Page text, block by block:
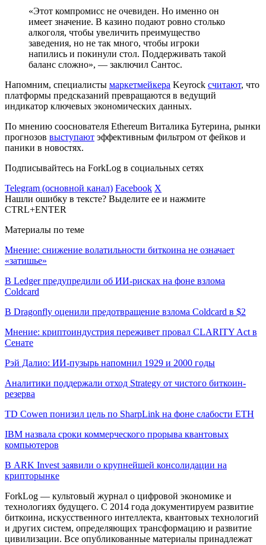
«Этот компромисс не очевиден. Но именно он
имеет значение. В казино подают ровно столько
алкоголя, чтобы увеличить преимущество
заведения, но не так много, чтобы игроки
напились и покинули стол. Поддерживать такой
баланс сложно», — заключил Сантос.
Напомним, специалисты маркетмейкера Keyrock считают, что
платформы предсказаний превращаются в ведущий
индикатор ключевых экономических данных.
По мнению сооснователя Ethereum Виталика Бутерина, рынки
прогнозов выступают эффективным фильтром от фейков и
паники в новостях.
Подписывайтесь на ForkLog в социальных сетях
Telegram (основной канал) Facebook X
Нашли ошибку в тексте? Выделите ее и нажмите
CTRL+ENTER
Материалы по теме
Мнение: снижение волатильности биткоина не означает
«затишье»
В Ledger предупредили об ИИ-рисках на фоне взлома
Coldcard
В Dragonfly оценили предотвращение взлома Coldcard в $2
Мнение: криптоиндустрия переживет провал CLARITY Act в
Сенате
Рэй Далио: ИИ-пузырь напомнил 1929 и 2000 годы
Аналитики поддержали отход Strategy от чистого биткоин-
резерва
TD Cowen понизил цель по SharpLink на фоне слабости ETH
IBM назвала сроки коммерческого прорыва квантовых
компьютеров
В ARK Invest заявили о крупнейшей консолидации на
крипторынке
ForkLog — культовый журнал о цифровой экономике и
технологиях будущего. С 2014 года документируем развитие
биткоина, искусственного интеллекта, квантовых технологий
и других систем, определяющих трансформацию и развитие
цивилизации. Все опубликованные материалы принадлежат